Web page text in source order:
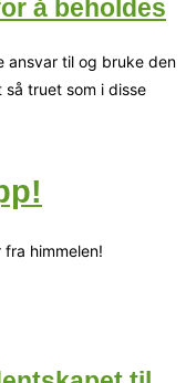
å beholdes
ansvar til og bruke den
truet som i disse
himmelen!